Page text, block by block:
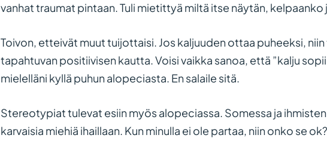
vanhat traumat pintaan. Tuli mietittyä miltä itse näytän, kelpaanko
Toivon, etteivät muut tuijottaisi. Jos kaljuuden ottaa puheeksi,
tapahtuvan positiivisen kautta. Voisi vaikka sanoa, että ”kalju
mielelläni kyllä puhun alopeciasta. En salaile sitä.
Stereotypiat tulevat esiin myös alopeciassa. Somessa ja
karvaisia miehiä ihaillaan. Kun minulla ei ole partaa, niin onko se